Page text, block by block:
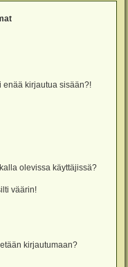
enää kirjautua sisään?!
olevissa käyttäjissä?
väärin!
kirjautumaan?